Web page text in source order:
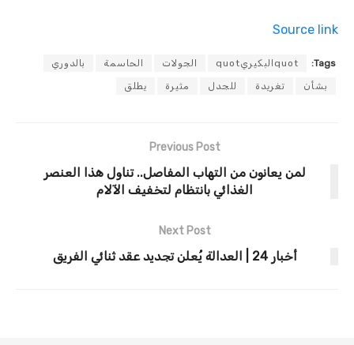
Source link
Tags: quotالبكيريquot الجولات الحاسمة بالدوري
بشأن تغريدة للجدل مثيرة يطلق
Previous Post
لمن يعانون من التهاب المفاصل.. تناول هذا العنصر
الغذائي بانتظام لتخفيف الآلام
Next Post
أخبار 24 | العدالة يُعلن تجديد عقد ثنائي الفريق